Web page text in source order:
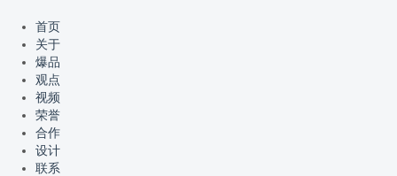
首页
关于
爆品
观点
视频
荣誉
合作
设计
联系